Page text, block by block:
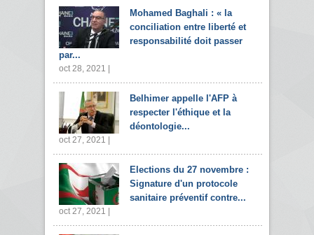
Mohamed Baghali : « la
conciliation entre liberté et
responsabilité doit passer
par...
oct 28, 2021 |
Belhimer appelle l'AFP à
respecter l'éthique et la
déontologie...
oct 27, 2021 |
Elections du 27 novembre :
Signature d'un protocole
sanitaire préventif contre...
oct 27, 2021 |